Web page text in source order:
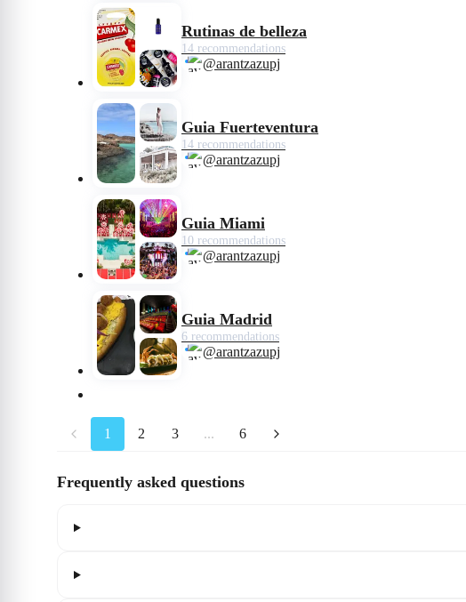
Rutinas de belleza
14 recommendations
@arantzazupj
Guia Fuerteventura
14 recommendations
@arantzazupj
Guia Miami
10 recommendations
@arantzazupj
Guia Madrid
6 recommendations
@arantzazupj
1 2 3 ... 6
Frequently asked questions